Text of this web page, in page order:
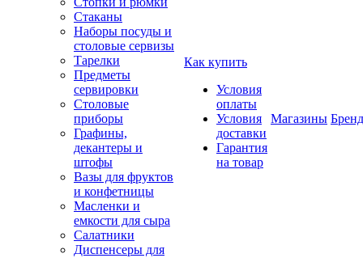
Стаканы
Наборы посуды и
столовые сервизы
Тарелки
Предметы
сервировки
Столовые
приборы
Графины,
декантеры и
штофы
Вазы для фруктов
и конфетницы
Масленки и
емкости для сыра
Салатники
Диспенсеры для
Как купить
Условия
оплаты
Условия
доставки
Гарантия
на товар
Магазины